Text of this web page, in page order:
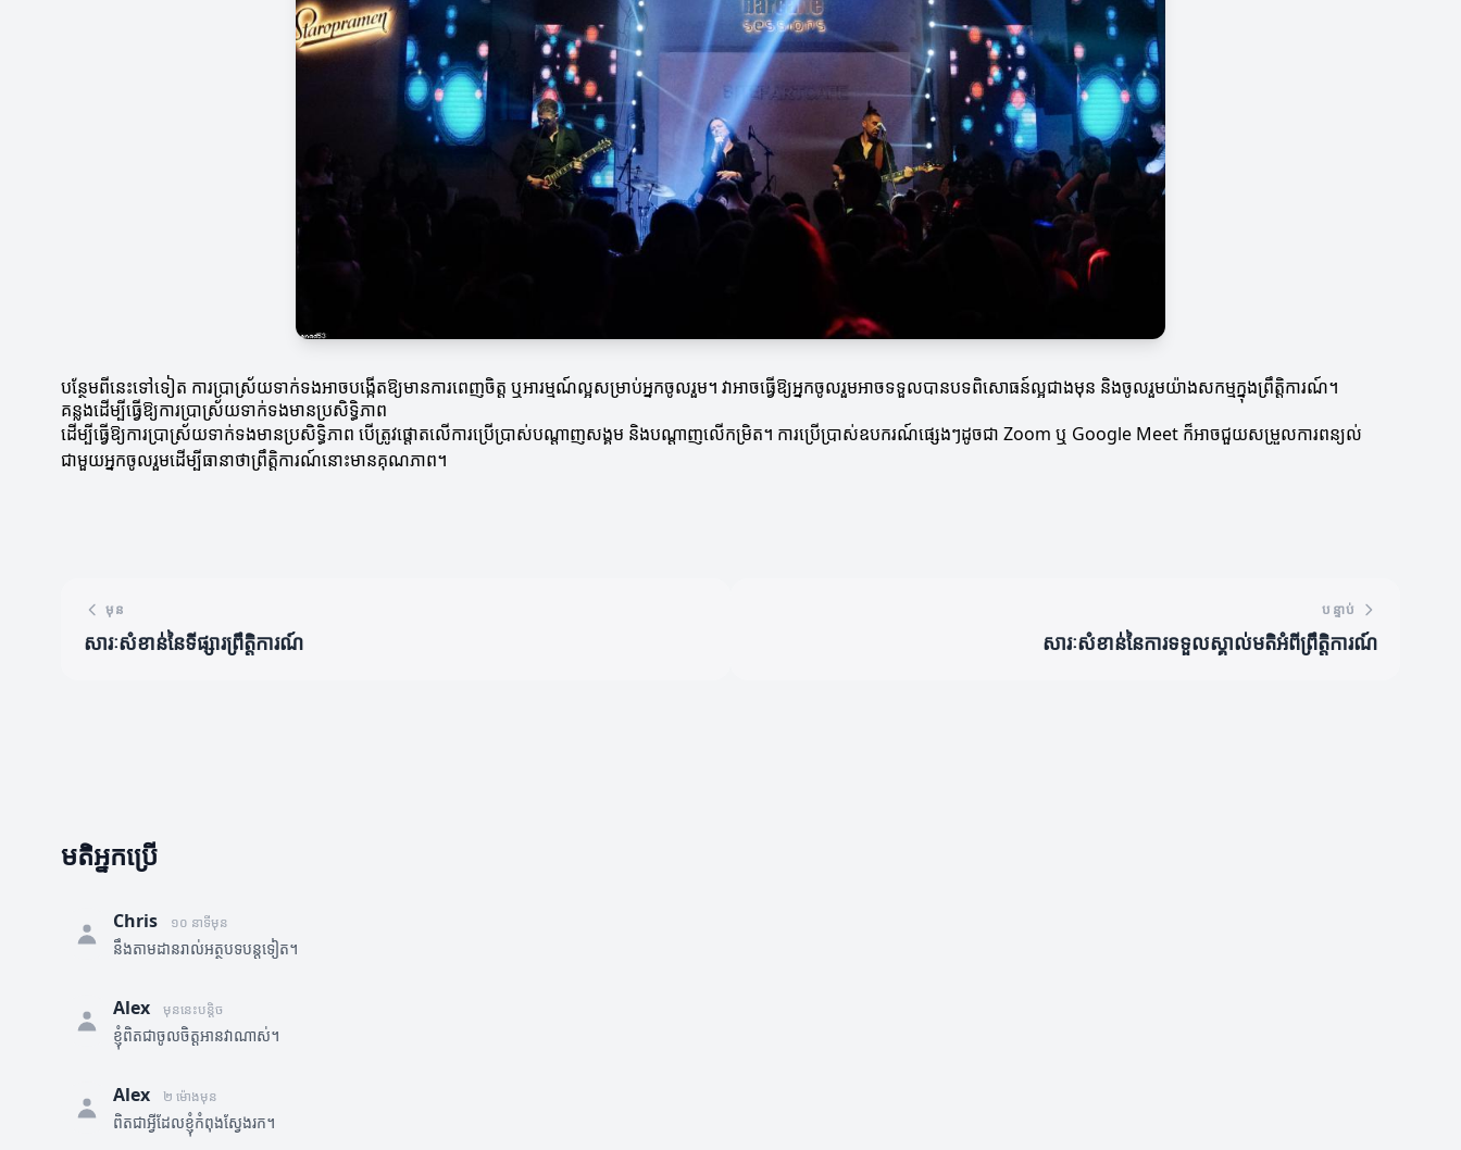
បន្ថែមពីនេះទៅទៀត ការប្រាស្រ័យទាក់ទងអាចបង្កើតឱ្យមានការពេញចិត្ត ឬអារម្មណ៍ល្អសម្រាប់អ្នកចូលរួម។ វាអាចធ្វើឱ្យអ្នកចូលរួមអាចទទួលបានបទពិសោធន៍ល្អជាងមុន និងចូលរួមយ៉ាងសកម្មក្នុងព្រឹត្តិការណ៍។
គន្លងដើម្បីធ្វើឱ្យការប្រាស្រ័យទាក់ទងមានប្រសិទ្ធិភាព
ដើម្បីធ្វើឱ្យការប្រាស្រ័យទាក់ទងមានប្រសិទ្ធិភាព បើត្រូវផ្តោតលើការប្រើប្រាស់បណ្តាញសង្គម និងបណ្ដាញលើកម្រិត។ ការប្រើប្រាស់ឧបករណ៍ផ្សេងៗដូចជា Zoom ឬ Google Meet ក៏អាចជួយសម្រួលការពន្យល់
ជាមួយអ្នកចូលរួមដើម្បីធានាថាព្រឹត្តិការណ៍នោះមានគុណភាព។
មុន
សារៈសំខាន់នៃទីផ្សារ​ព្រឹត្តិការណ៍
បន្ទាប់
សារៈសំខាន់នៃការទទួលស្គាល់មតិអំពីព្រឹត្តិការណ៍
មតិអ្នកប្រើ
Chris ១០ នាទីមុន
នឹងតាមដានរាល់អត្ថបទបន្តទៀត។
Alex មុននេះបន្តិច
ខ្ញុំពិតជាចូលចិត្តអានវាណាស់។
Alex ២ ម៉ោងមុន
ពិតជាអ្វីដែលខ្ញុំកំពុងស្វែងរក។